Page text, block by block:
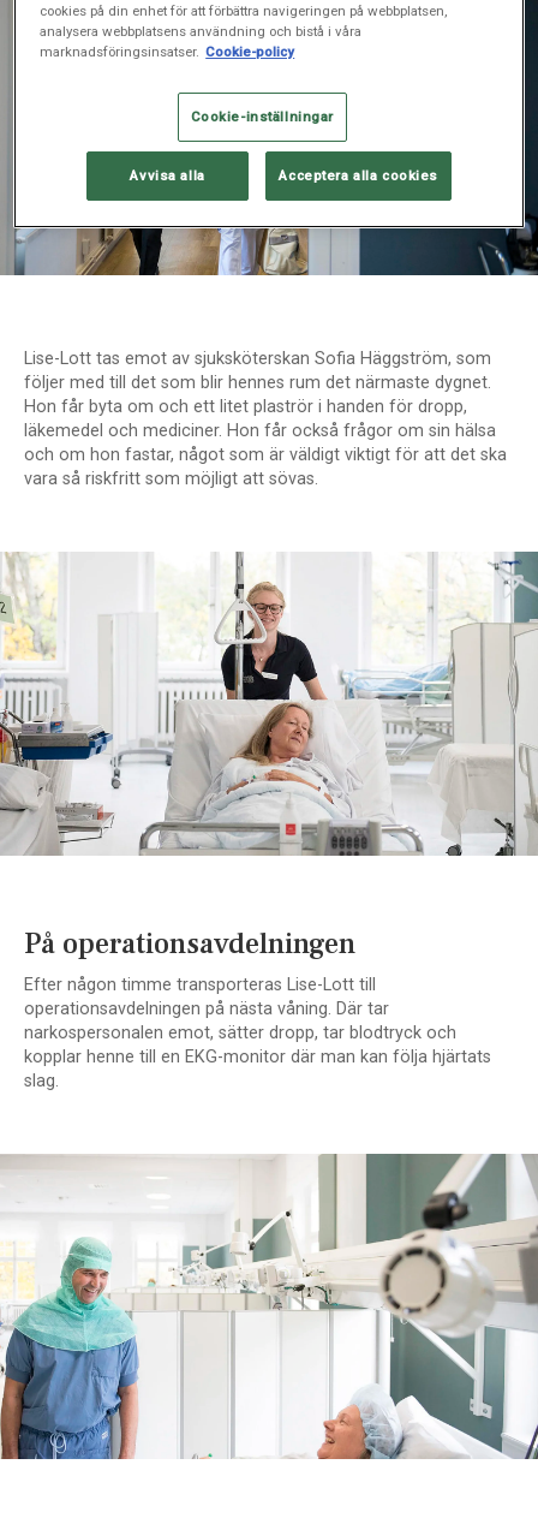
Lise-Lott tas emot av sjuksköterskan Sofia Häggström, som
följer med till det som blir hennes rum det närmaste dygnet.
Hon får byta om och ett litet plaströr i handen för dropp,
läkemedel och mediciner. Hon får också frågor om sin hälsa
och om hon fastar, något som är väldigt viktigt för att det ska
vara så riskfritt som möjligt att sövas.
På operationsavdelningen
Efter någon timme transporteras Lise-Lott till
operationsavdelningen på nästa våning. Där tar
narkospersonalen emot, sätter dropp, tar blodtryck och
kopplar henne till en EKG-monitor där man kan följa hjärtats
slag.
cookies på din enhet för att förbättra navigeringen på webbplatsen,
analysera webbplatsens användning och bistå i våra
marknadsföringsinsatser. Cookie-policy
Cookie-inställningar
Avvisa alla Acceptera alla cookies